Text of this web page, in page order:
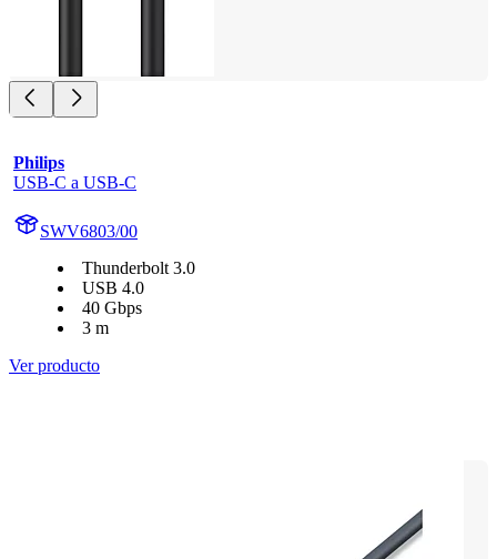
Philips
USB-C a USB-C
SWV6803/00
Thunderbolt 3.0
USB 4.0
40 Gbps
3 m
Ver producto